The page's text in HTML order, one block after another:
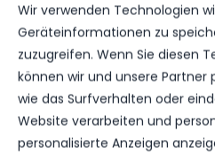
Wir verwenden Technologien
Geräteinformationen zu
zuzugreifen. Wenn Sie diesen
können wir und unsere Partner
wie das Surfverhalten oder
Website verarbeiten und
personalisierte Anzeigen
NÄCHSTER BEITRAG
HAPPY